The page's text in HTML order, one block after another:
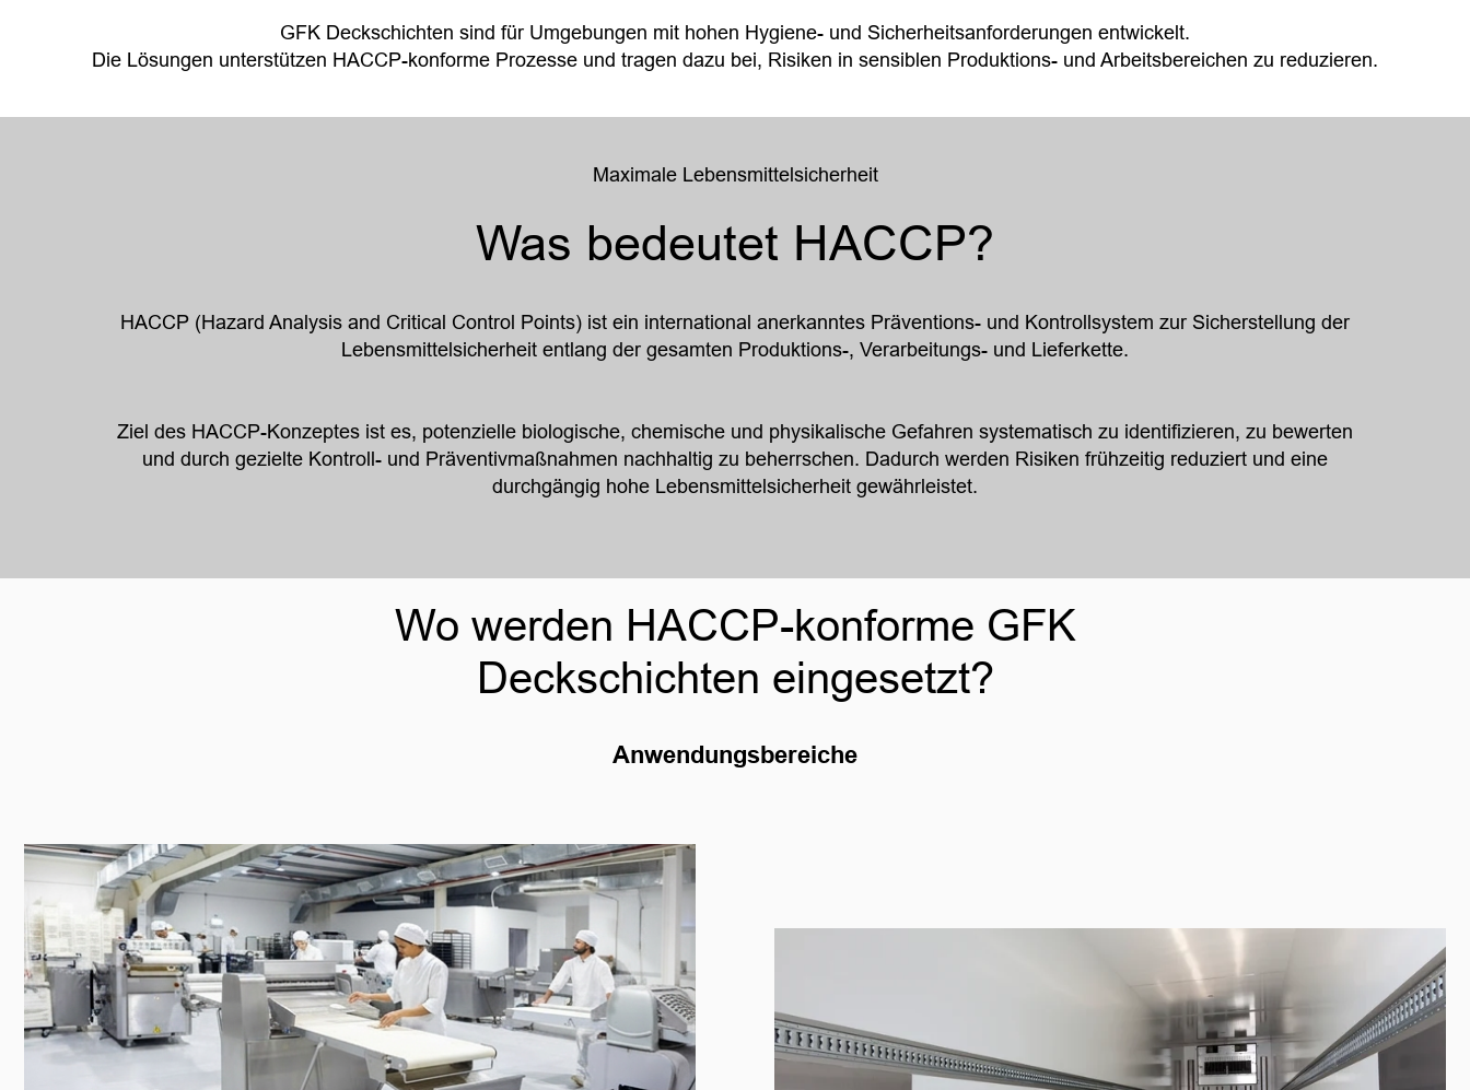
GFK Deckschichten sind für Umgebungen mit hohen Hygiene- und Sicherheitsanforderungen entwickelt.
Die Lösungen unterstützen HACCP-konforme Prozesse und tragen dazu bei, Risiken in sensiblen Produktions- und Arbeitsbereichen zu reduzieren.
Maximale Lebensmittelsicherheit
Was bedeutet HACCP?
HACCP (Hazard Analysis and Critical Control Points) ist ein international anerkanntes Präventions- und Kontrollsystem zur Sicherstellung der
Lebensmittelsicherheit entlang der gesamten Produktions-, Verarbeitungs- und Lieferkette.
Ziel des HACCP-Konzeptes ist es, potenzielle biologische, chemische und physikalische Gefahren systematisch zu identifizieren, zu bewerten
und durch gezielte Kontroll- und Präventivmaßnahmen nachhaltig zu beherrschen. Dadurch werden Risiken frühzeitig reduziert und eine
durchgängig hohe Lebensmittelsicherheit gewährleistet.
Wo werden HACCP-konforme GFK
Deckschichten eingesetzt?
Anwendungsbereiche